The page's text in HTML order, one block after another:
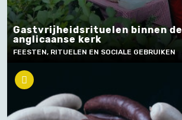
Gastvrijheidsrituelen binnen de
anglicaanse kerk
FEESTEN, RITUELEN EN SOCIALE GEBRUIKEN